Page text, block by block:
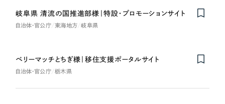
岐阜県 清流の国推進部様｜特設・プロモーションサイト
自治体・官公庁 東海地方 岐阜県
ベリーマッチとちぎ様｜移住支援ポータルサイト
自治体・官公庁 栃木県